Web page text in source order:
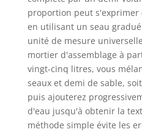
proportion peut
en utilisant un seau
unité de mesure
mortier d'assemblage à
vingt-cinq litres, vous
seaux et demi de sable,
puis ajouterez
d'eau jusqu'à obtenir la
méthode simple évite les